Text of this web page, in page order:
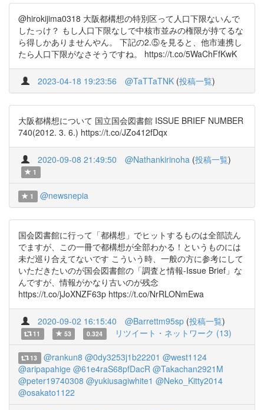
@hirokijima0318 大阪都構想の特別区って人口下限ないんで
したっけ？ もし人口下限なしで中核市並みの権限が持てるな
ら得しかありませんやん。 下記の2.⑤を見ると、他市連携し
たら人口下限がなさそうですね。 https://t.co/5WaChFfKwK
2023-04-18 19:23:56 @TaTTaTNK (投稿一覧)
大阪都構想について 国立国会図書館 ISSUE BRIEF NUMBER
740(2012. 3. 6.) https://t.co/JZo412fDqx
2020-09-08 21:49:50 @Nathankirinoha (投稿一覧)
1
1 @newsnepia
国会図書館に行って「都構想」でヒットするものは全部読ん
でますが、この一冊で都構想が全部わかる！というものには
未だ巡り合えてないです こういう時、一般の方に参考にして
いただきたいのが国会図書館の「調査と情報-Issue Brief」な
んですが、情報がかなり古いのが残念
https://t.co/jJoXNZF63p https://t.co/NrRLONmEwa
2020-09-02 16:15:40 @Barrettm95sp (投稿一覧)
11 53 0.324 リツイート・ネットワーク (13)
13 @rankun8 @0dy3253j1b22201 @west1124
@aripapahige @61e4raS68pfDacR @Takachan2921M
@peter19740308 @yukiusagiwhite1 @Neko_Kitty2014
@osakato1122